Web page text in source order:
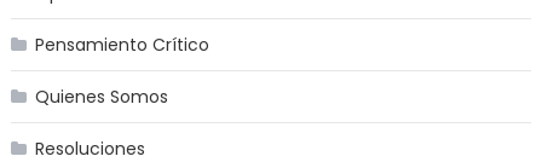
Pensamiento Crítico
Quienes Somos
Resoluciones